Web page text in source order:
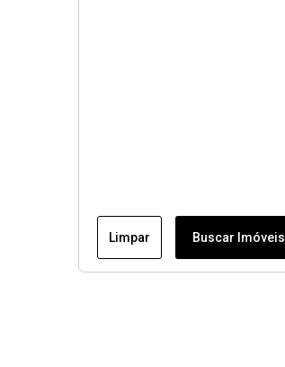
Limpar Buscar Imóveis